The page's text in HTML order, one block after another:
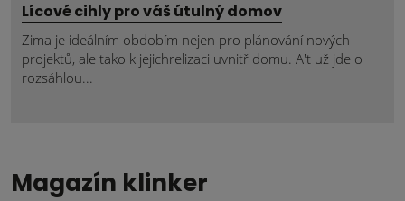
Lícové cihly pro váš útulný domov
Zima je ideálním obdobím nejen pro plánování nových
projektů, ale tako k jejichrelizaci uvnitř domu. A't už jde o
rozsáhlou...
Magazín klinker